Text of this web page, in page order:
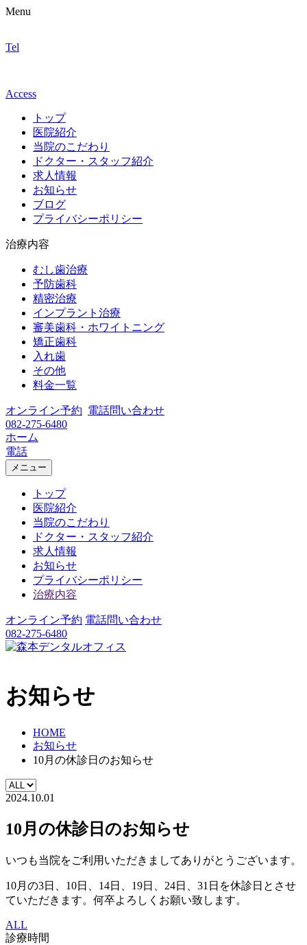
Menu
Tel
Access
トップ
医院紹介
当院のこだわり
ドクター・スタッフ紹介
求人情報
お知らせ
ブログ
プライバシーポリシー
治療内容
むし歯治療
予防歯科
精密治療
インプラント治療
審美歯科・ホワイトニング
矯正歯科
入れ歯
その他
料金一覧
オンライン予約 電話問い合わせ
082-275-6480
ホーム
電話
メニュー
トップ
医院紹介
当院のこだわり
ドクター・スタッフ紹介
求人情報
お知らせ
プライバシーポリシー
治療内容
オンライン予約 電話問い合わせ
082-275-6480
お知らせ
HOME
お知らせ
10月の休診日のお知らせ
2024.10.01
10月の休診日のお知らせ
いつも当院をご利用いただきましてありがとうございます。
10月の3日、10日、14日、19日、24日、31日を休診日とさせ
ていただきます。何卒よろしくお願い致します。
ALL
診療時間